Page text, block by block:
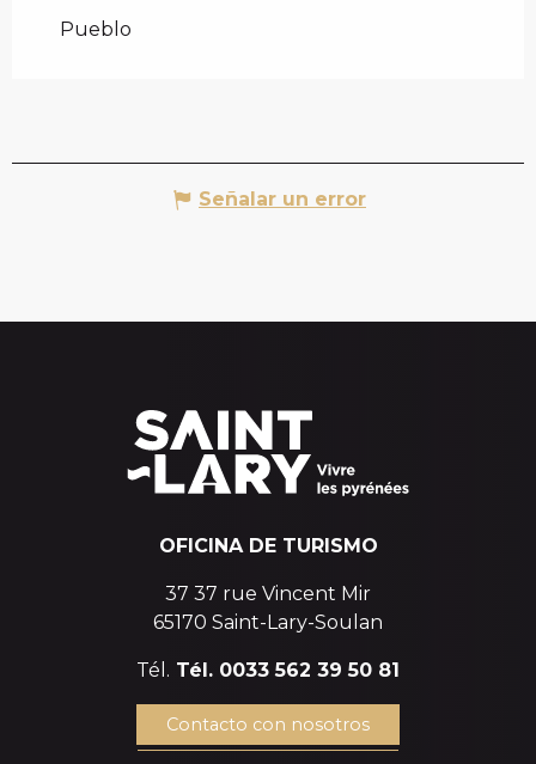
Pueblo
Señalar un error
OFICINA DE TURISMO
37 37 rue Vincent Mir
65170 Saint-Lary-Soulan
Tél. Tél. 0033 562 39 50 81
Contacto con nosotros